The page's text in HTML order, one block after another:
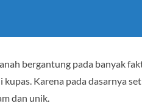
bergantung pada banyak
Karena pada dasarnya
dan unik.